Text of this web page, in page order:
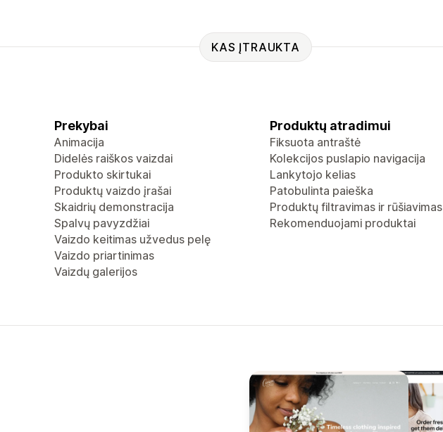
KAS ĮTRAUKTA
Prekybai
Animacija
Didelės raiškos vaizdai
Produkto skirtukai
Produktų vaizdo įrašai
Skaidrių demonstracija
Spalvų pavyzdžiai
Vaizdo keitimas užvedus pelę
Vaizdo priartinimas
Vaizdų galerijos
Produktų atradimui
Fiksuota antraštė
Kolekcijos puslapio navigacija
Lankytojo kelias
Patobulinta paieška
Produktų filtravimas ir rūšiavimas
Rekomenduojami produktai